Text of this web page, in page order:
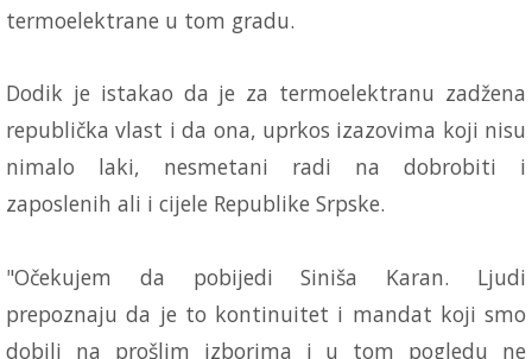
termoelektrane u tom gradu.
Dodik je istakao da je za termoelektranu zadžena
republička vlast i da ona, uprkos izazovima koji nisu
nimalo laki, nesmetani radi na dobrobiti i
zaposlenih ali i cijele Republike Srpske.
"Očekujem da pobijedi Siniša Karan. Ljudi
prepoznaju da je to kontinuitet i mandat koji smo
dobili na prošlim izborima i u tom pogledu ne